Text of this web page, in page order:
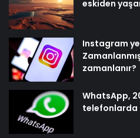
eskiden
Instagram
zamanlanır?
WhatsApp,
telefonlarda